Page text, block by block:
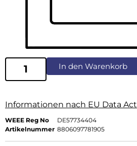
In den Warenkorb
Informationen nach EU Data Act
WEEE Reg No
DE57734404
Artikelnummer 8806097781905